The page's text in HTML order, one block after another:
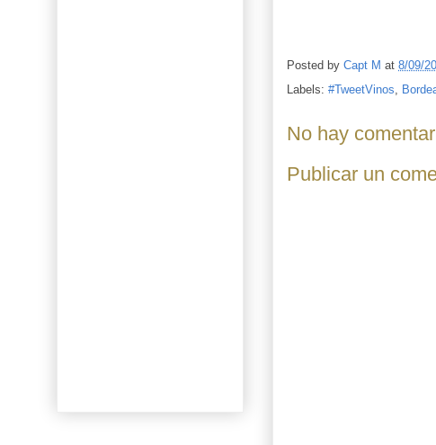
Posted by Capt M at 8/09/
Labels: #TweetVinos
No hay
Publicar un